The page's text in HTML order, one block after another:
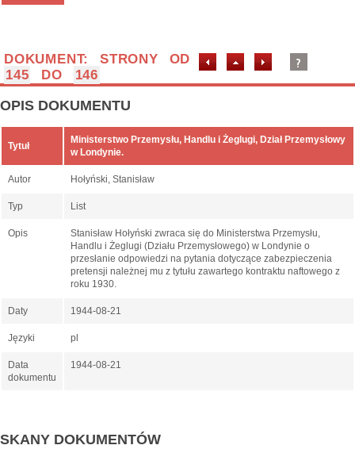
DOKUMENT: STRONY OD
145
DO 146
OPIS DOKUMENTU
Tytuł
Ministerstwo Przemysłu, Handlu i Żeglugi, Dział Przemysłowy
w Londynie.
Autor Hołyński, Stanisław
Typ List
Opis
Stanisław Hołyński zwraca się do Ministerstwa Przemysłu,
Handlu i Żeglugi (Działu Przemysłowego) w Londynie o
przesłanie odpowiedzi na pytania dotyczące zabezpieczenia
pretensji należnej mu z tytułu zawartego kontraktu naftowego z
roku 1930.
Daty 1944-08-21
Języki pl
Data
dokumentu
1944-08-21
SKANY DOKUMENTÓW